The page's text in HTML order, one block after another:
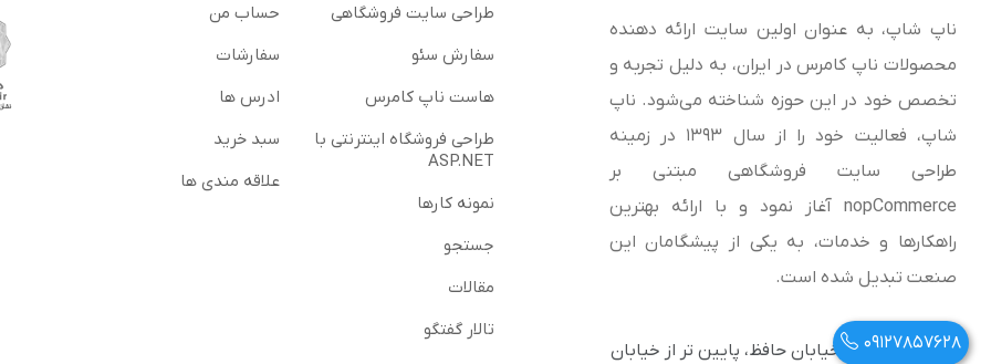
ناپ شاپ، به عنوان اولین سایت ارائه‌ دهنده
محصولات ناپ کامرس در ایران، به دلیل تجربه و
تخصص خود در این حوزه شناخته می‌شود. ناپ
شاپ، فعالیت خود را از سال 1393 در زمینه
طراحی سایت فروشگاهی مبتنی بر
nopCommerce آغاز نمود و با ارائه بهترین
راهکارها و خدمات، به یکی از پیشگامان این
صنعت تبدیل شده است.
آدرس: تهران، خیابان حافظ، پایین تر از خیابان
طراحی سایت فروشگاهی
سفارش سئو
هاست ناپ کامرس
طراحی فروشگاه اینترنتی با
ASP.NET
نمونه کارها
جستجو
مقالات
تالار گفتگو
حساب من
سفارشات
ادرس ها
سبد خرید
علاقه مندی ها
09127857628